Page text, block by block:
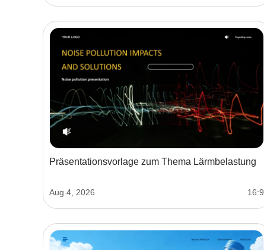
Präsentationsvorlage zum Thema Lärmbelastung
Aug 4, 2026 16:9